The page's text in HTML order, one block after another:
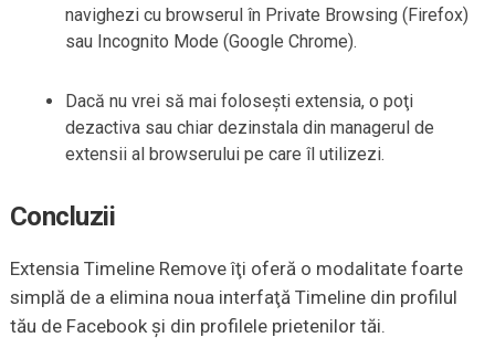
navighezi cu browserul în Private Browsing (Firefox)
sau Incognito Mode (Google Chrome).
Dacă nu vrei să mai foloseşti extensia, o poţi
dezactiva sau chiar dezinstala din managerul de
extensii al browserului pe care îl utilizezi.
Concluzii
Extensia Timeline Remove îţi oferă o modalitate foarte
simplă de a elimina noua interfaţă Timeline din profilul
tău de Facebook şi din profilele prietenilor tăi.